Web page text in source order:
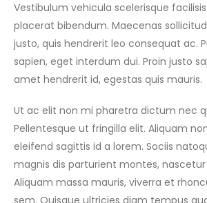
Vestibulum vehicula scelerisque
placerat bibendum. Maecenas
justo, quis hendrerit leo consequat ac.
sapien, eget interdum dui. Proin justo
amet hendrerit id, egestas quis mauris.
Ut ac elit non mi pharetra dictum nec
Pellentesque ut fringilla elit. Aliquam
eleifend sagittis id a lorem. Sociis
magnis dis parturient montes, nascetur
Aliquam massa mauris, viverra et
sem. Quisque ultricies diam tempus